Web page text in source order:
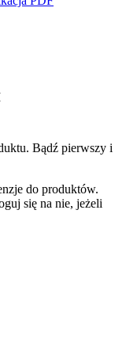
Bądź pierwszy i
do produktów.
się na nie, jeżeli